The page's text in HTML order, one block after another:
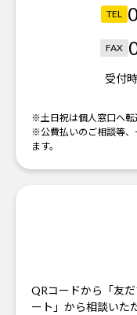
TEL
FAX
受付
※土日祝は個人窓口へ転
※公費払いのご相談等、
ます。
QRコードから「友
ート」から相談いた